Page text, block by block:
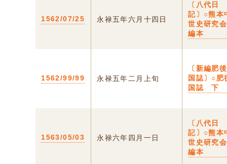
1562/07/25 永禄五年六月十四日
〔八代日
記〕○熊本
世史研究会
編本
1562/99/99 永禄五年二月上旬
〔新編肥後
国誌〕○肥
国誌 下
1563/05/03 永禄六年四月一日
〔八代日
記〕○熊本
世史研究会
編本